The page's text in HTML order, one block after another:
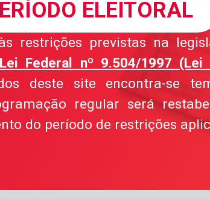
ELEITORAL
restrições previstas na
Lei Federal nº 9.504/1997 (Lei
deste site encontra-se
regular será
do período de restrições